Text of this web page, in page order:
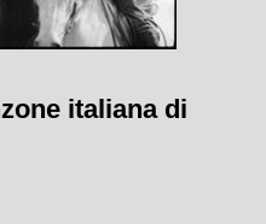
italiana di